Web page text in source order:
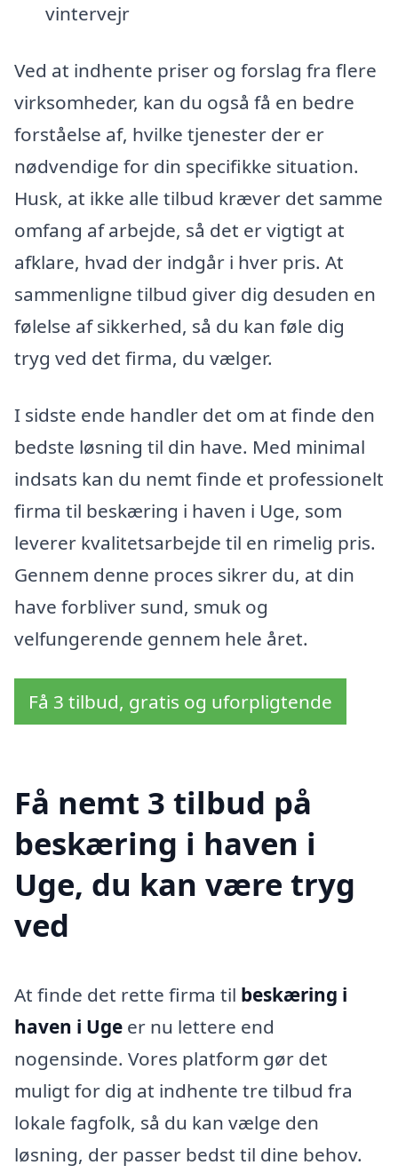
vintervejr
Ved at indhente priser og forslag fra flere
virksomheder, kan du også få en bedre
forståelse af, hvilke tjenester der er
nødvendige for din specifikke situation.
Husk, at ikke alle tilbud kræver det samme
omfang af arbejde, så det er vigtigt at
afklare, hvad der indgår i hver pris. At
sammenligne tilbud giver dig desuden en
følelse af sikkerhed, så du kan føle dig
tryg ved det firma, du vælger.
I sidste ende handler det om at finde den
bedste løsning til din have. Med minimal
indsats kan du nemt finde et professionelt
firma til beskæring i haven i Uge, som
leverer kvalitetsarbejde til en rimelig pris.
Gennem denne proces sikrer du, at din
have forbliver sund, smuk og
velfungerende gennem hele året.
Få 3 tilbud, gratis og uforpligtende
Få nemt 3 tilbud på
beskæring i haven i
Uge, du kan være tryg
ved
At finde det rette firma til beskæring i
haven i Uge er nu lettere end
nogensinde. Vores platform gør det
muligt for dig at indhente tre tilbud fra
lokale fagfolk, så du kan vælge den
løsning, der passer bedst til dine behov.